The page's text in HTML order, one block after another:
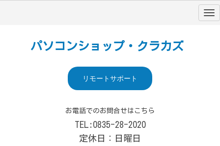
パソコンショップ・クラカズ
リモートサポート
お電話でのお問合せはこちら
TEL:0835-28-2020
定休日：日曜日